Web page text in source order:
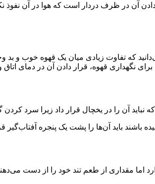
آن در ظرف دردار است که هوا در آن نفوذ
که تفاوت زیادی میان یک قهوه خوب و
نگهداری قهوه، قرار دادن آن در دمای
نباید آن را در یخچال قرار داد زیرا سرد
باید آن‌ها را پشت یک پنجره آفتاب‌گیر
اما مقداری از طعم تند خود را از دست